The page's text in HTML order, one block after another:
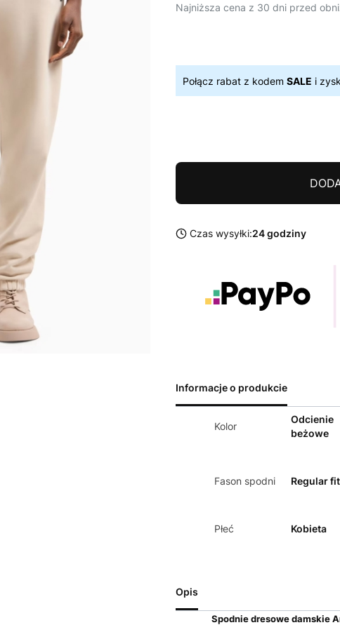
Najniższa cena z 30 dni przed
Połącz rabat z kodem SALE i
Czas wysyłki:24 godziny
Informacje o produkcie
Kolor
Odcienie
beżowe
Fason spodni Regular fit
Płeć Kobieta
Opis
Spodnie dresowe damskie